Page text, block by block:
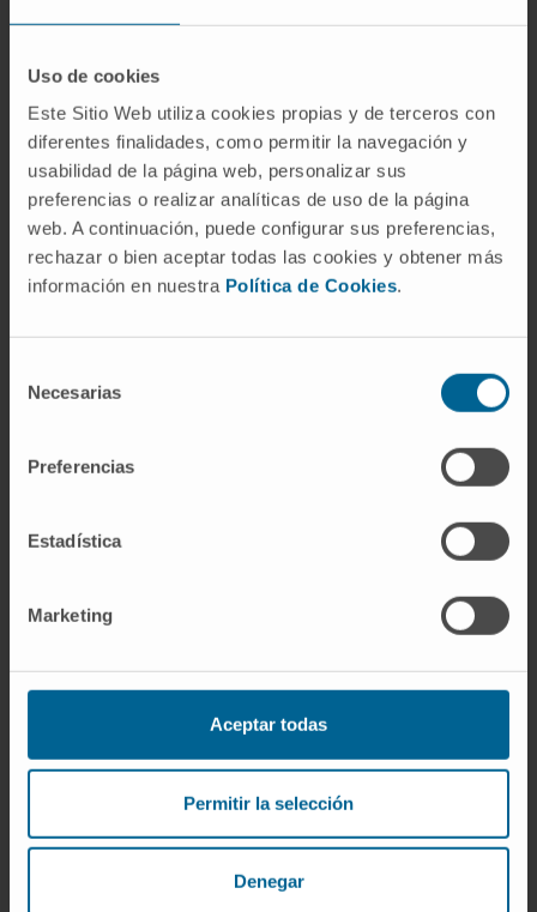
Uso de cookies
Este Sitio Web utiliza cookies propias y de terceros con
diferentes finalidades, como permitir la navegación y
usabilidad de la página web, personalizar sus
preferencias o realizar analíticas de uso de la página
web. A continuación, puede configurar sus preferencias,
rechazar o bien aceptar todas las cookies y obtener más
información en nuestra Política de Cookies.
Necesarias
Preferencias
Estadística
Marketing
Aceptar todas
Permitir la selección
Denegar
enfermedad desde dos raíces clásicas
distintas: "falciforme" procede del latín
("hoz" también). Hay un matiz: algunos autores
consideran queanemia falciforme es
técnicamente inexacto, porque lo que tiene
forma de hoz son los glóbulos rojos, no la
anemia. Por esta razón, la nomenclatura
científica moderna prefiereanemia
falciforme" sigue siendo el nombre más
¿Dónde encontrar la información
enfermedad?
causa genética, mecanismo de polimerización
de la hemoglobina S, genotipos (homocigotos
SS, portadores AS, hemoglobinopatías mixtas
relación evolutiva con la malaria, hitos
históricos (Herrick 1910, Pauling 1949 y la
primera enfermedad molecular descrita),
manifestaciones clínicas y diferenciación con
otras hemoglobinopatías— se desarrolla en la